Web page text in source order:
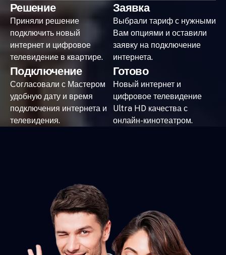
Решение
Приняли решение
подключить новый
интернет и цифровое
телевидение в квартире.
Заявка
Выбрали тариф с нужными
Вам опциями и оставили
заявку на подключение
интернета.
Подключение
Согласовали с Мастером
удобную дату и время
подключения интернета и
телевидения.
Готово
Новый интернет и
цифровое телевидение
Ultra HD качества с
онлайн-кинотеатром.